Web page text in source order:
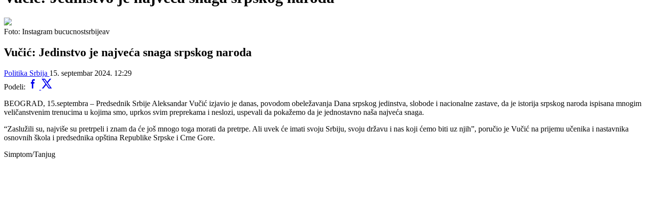
Foto: Instagram bucucnostsrbijeav
Vučić: Jedinstvo je najveća snaga srpskog naroda
Politika Srbija 15. septembar 2024. 12:29
Podeli:
BEOGRAD, 15.septembra – Predsednik Srbije Aleksandar Vučić izjavio je danas, povodom obeležavanja Dana srpskog jedinstva, slobode i nacionalne zastave, da je istorija srpskog naroda ispisana mnogim
veličanstvenim trenucima u kojima smo, uprkos svim preprekama i neslozi, uspevali da pokažemo da je jednostavno naša najveća snaga.
“Zaslužili su, najviše su pretrpeli i znam da će još mnogo toga morati da pretrpe. Ali uvek će imati svoju Srbiju, svoju državu i nas koji ćemo biti uz njih”, poručio je Vučić na prijemu učenika i nastavnika
osnovnih škola i predsednika opština Republike Srpske i Crne Gore.
Simptom/Tanjug